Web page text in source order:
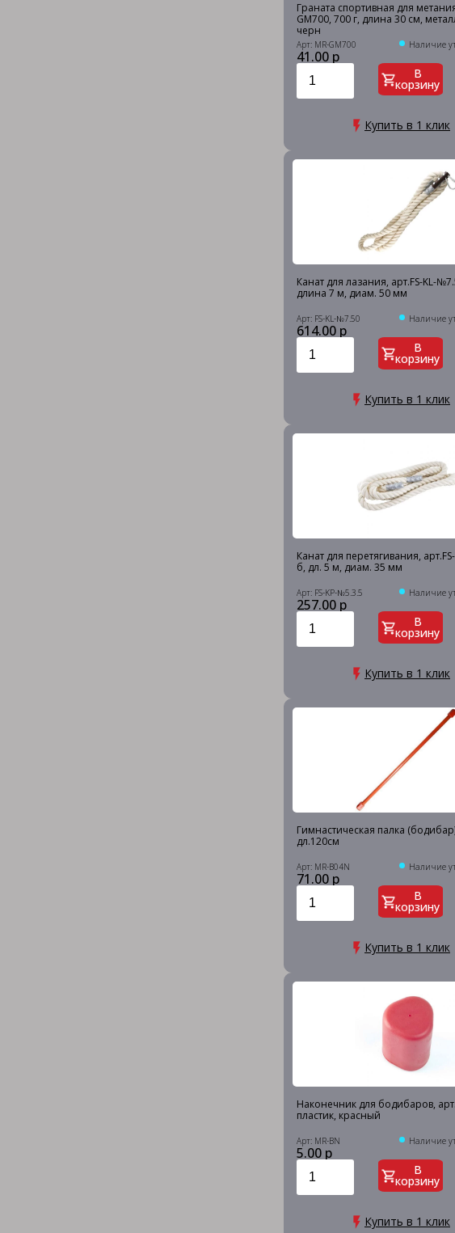
Граната спортивная для
GM700, 700 г, длина 30 см,
черн
Арт: MR-GM700 Наличие
41.00 р
В
корзину
Купить в 1 клик
Канат для лазания, арт.FS-KL-
длина 7 м, диам. 50 мм
Арт: FS-KL-№7.50 Наличие
614.00 р
В
корзину
Купить в 1 клик
Канат для перетягивания,
б, дл. 5 м, диам. 35 мм
Арт: FS-KP-№5.3.5 Наличие
257.00 р
В
корзину
Купить в 1 клик
Гимнастическая палка
дл.120см
Арт: MR-B04N Наличие
71.00 р
В
корзину
Купить в 1 клик
Наконечник для бодибаров,
пластик, красный
Арт: MR-BN Наличие
5.00 р
В
корзину
Купить в 1 клик